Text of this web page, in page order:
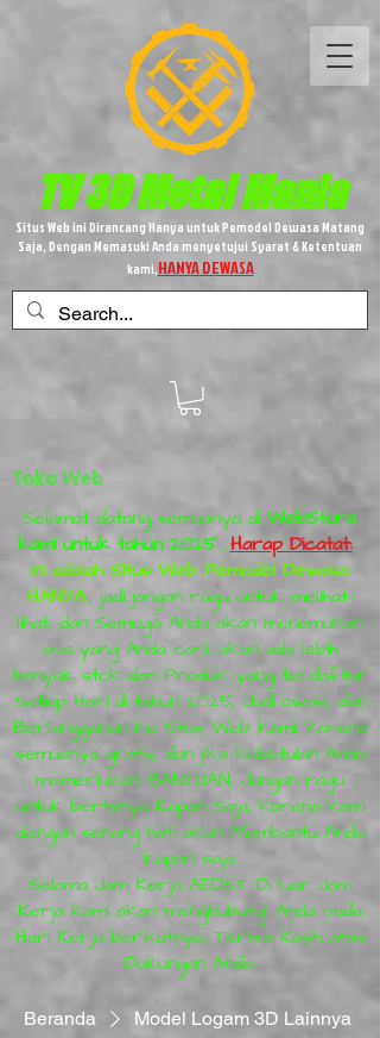
TV 3DMetalMania
Situs Web ini Dirancang Hanya untuk Pemodel Dewasa Matang
Saja, Dengan Memasuki Anda menyetujui Syarat & Ketentuan
kami,HANYA DEWASA
Toko Web
Selamat datang semuanya di WebStore
kami untuk tahun 2025,Harap Dicatat:
Ini adalah Situs Web Pemodel Dewasa
HANYA, jadi jangan ragu untuk melihat-
lihat, dan Semoga Anda akan menemukan
apa yang Anda cari, akan ada lebih
banyak stok dan Produk yang terdaftar
Setiap Hari di tahun 2025, Jadi awasi, dan
Berlangganan ke Situs Web kami, karena
semuanya gratis, dan jika kebetulan Anda
memerlukan BANTUAN, Jangan ragu
untuk bertanya Kapan Saja, karena kami
dengan senang hati akan Membantu Anda
kapan saja,
Selama Jam Kerja AEDST. Di luar Jam
Kerja kami akan menghubungi Anda pada
Hari Kerja berikutnya, Terima Kasih atas
Dukungan Anda.
Beranda Model Logam 3D Lainnya